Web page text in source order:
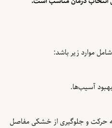
موارد زیر باشد:
آسیب‌ها.
حرکت و جلوگیری از خشکی مفاصل